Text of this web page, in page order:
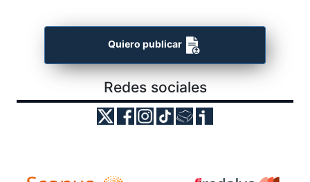
Quiero publicar
Redes sociales